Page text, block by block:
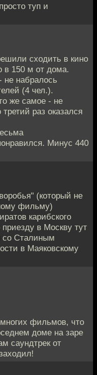
туп и
сходить в кино
в 150 м от дома.
не набралось
(4 чел.).
же самое - не
раз оказался
Минус 440
(который не
фильму)
карибского
в Москву тут
со Сталиным
в Маяковскому
фильмов, что
доме на заре
саундтрек от